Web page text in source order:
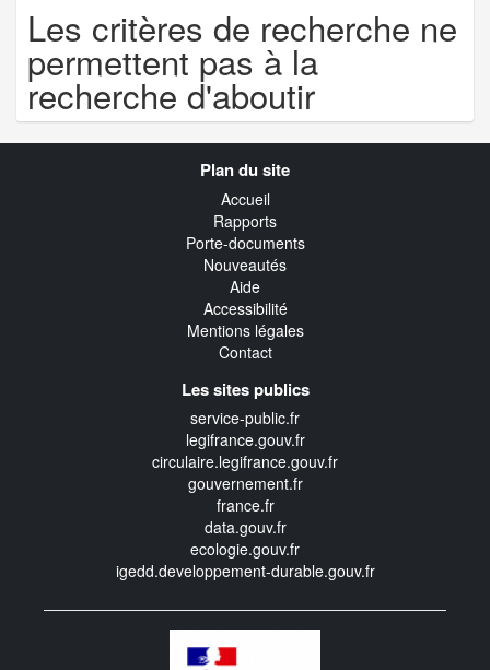
Les critères de recherche ne
permettent pas à la
recherche d'aboutir
Plan du site
Accueil
Rapports
Porte-documents
Nouveautés
Aide
Accessibilité
Mentions légales
Contact
Les sites publics
service-public.fr
legifrance.gouv.fr
circulaire.legifrance.gouv.fr
gouvernement.fr
france.fr
data.gouv.fr
ecologie.gouv.fr
igedd.developpement-durable.gouv.fr